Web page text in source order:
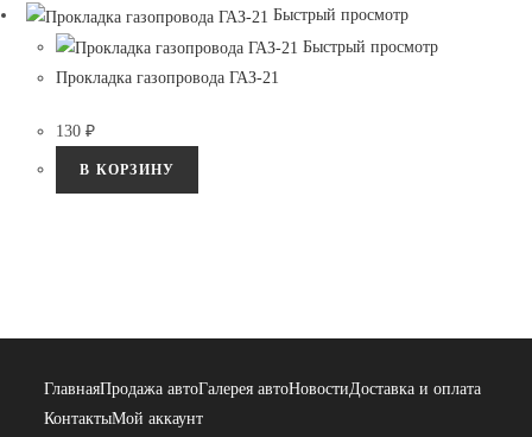
Быстрый просмотр
Быстрый просмотр
Прокладка газопровода ГАЗ-21
130₽
В КОРЗИНУ
ГлавнаяПродажа автоГалерея автоНовостиДоставка и оплата
КонтактыМой аккаунт